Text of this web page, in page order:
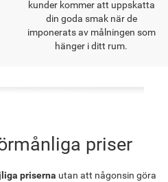
kunder kommer att uppskatta
din goda smak när de
imponerats av målningen som
hänger i ditt rum.
priser
priserna utan att någonsin göra